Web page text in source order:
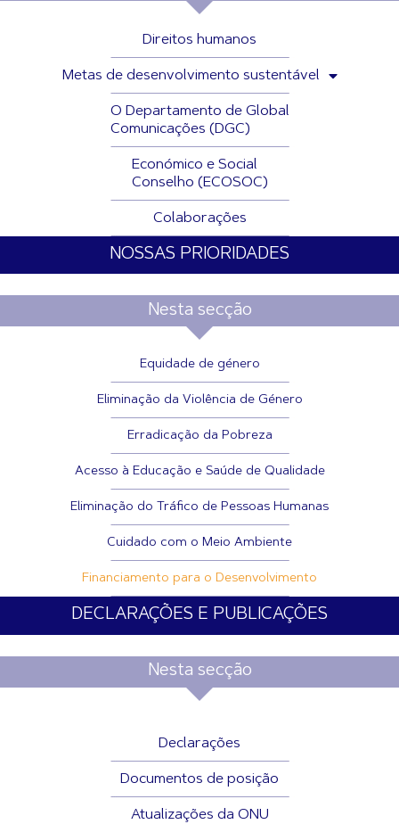
Direitos humanos
Metas de desenvolvimento sustentável
O Departamento de Global
Comunicações (DGC)
Económico e Social
Conselho (ECOSOC)
Colaborações
NOSSAS PRIORIDADES
Nesta secção
Equidade de género
Eliminação da Violência de Género
Erradicação da Pobreza
Acesso à Educação e Saúde de Qualidade
Eliminação do Tráfico de Pessoas Humanas
Cuidado com o Meio Ambiente
Financiamento para o Desenvolvimento
DECLARAÇÕES E PUBLICAÇÕES
Nesta secção
Declarações
Documentos de posição
Atualizações da ONU